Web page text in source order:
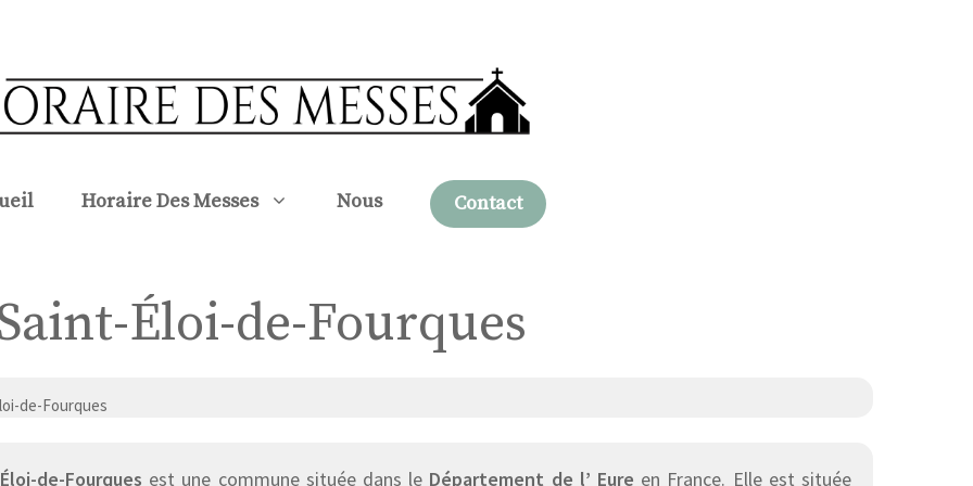
Horaire Des Messes Nous Contact
Éloi-de-Fourques
de-Fourques
de-Fourques est une commune située dans le Département de l’ Eure en France. Elle est située